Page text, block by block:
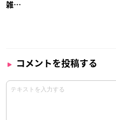
雑…
コメントを投稿する